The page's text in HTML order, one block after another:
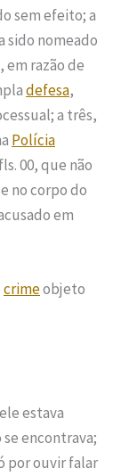
sem efeito; a
sido nomeado
em razão de
defesa,
a três,
Polícia
00, que não
no corpo do
em
crimeobjeto
estava
encontrava;
por ouvir falar